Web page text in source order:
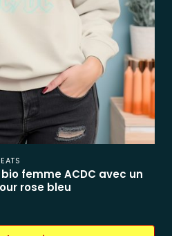
femme ACDC avec un
rose bleu